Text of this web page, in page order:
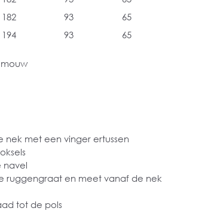
182 93
65
194 93 65
met een vinger ertussen
navel
ruggengraat en meet vanaf de nek
tot de pols